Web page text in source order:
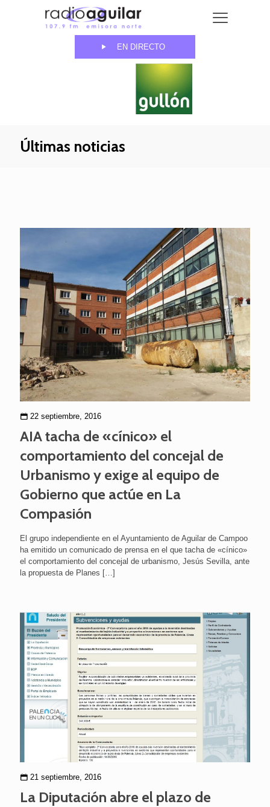
EN DIRECTO
Últimas noticias
22 septiembre, 2016
AIA tacha de «cínico» el
comportamiento del concejal de
Urbanismo y exige al equipo de
Gobierno que actúe en La
Compasión
El grupo independiente en el Ayuntamiento de Aguilar de Campoo
ha emitido un comunicado de prensa en el que tacha de «cínico»
el comportamiento del concejal de urbanismo, Jesús Sevilla, ante
la propuesta de Planes […]
21 septiembre, 2016
La Diputación abre el plazo de